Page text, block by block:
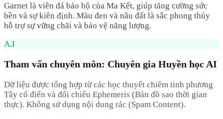
Garnet là viên đá bảo hộ của Ma Kết, giúp tăng cường sức
bền và sự kiên định. Màu đen và nâu đất là sắc phong thủy
hỗ trợ sự vững chãi và bảo vệ năng lượng.
A.I
Tham vấn chuyên môn: Chuyên gia Huyền học AI
Dữ liệu được tổng hợp từ các học thuyết chiêm tinh phương
Tây cổ điển và đối chiếu Ephemeris (Bản đồ sao thời gian
thực). Không sử dụng nội dung rác (Spam Content).